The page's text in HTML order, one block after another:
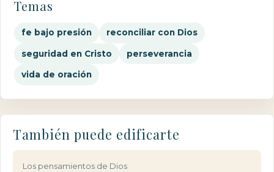
Temas
fe bajo presión reconciliar con Dios
seguridad en Cristo perseverancia
vida de oración
También puede edificarte
Los pensamientos de Dios